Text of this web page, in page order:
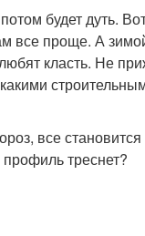
будет дуть.
все проще. А
класть. Не
все
треснет?